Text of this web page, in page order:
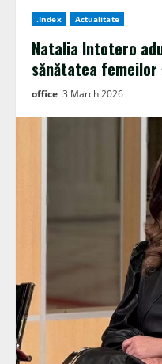
.Index Actualitate
Natalia Intotero
sănătatea
office 3 March 2026